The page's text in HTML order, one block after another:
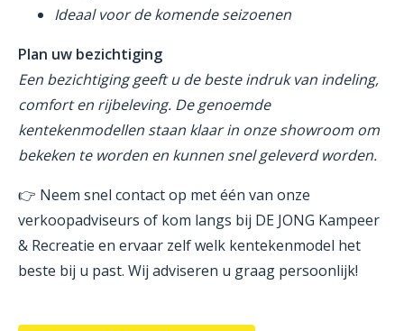
Ideaal voor de komende seizoenen
Plan uw bezichtiging
Een bezichtiging geeft u de beste indruk van indeling,
comfort en rijbeleving. De genoemde
kentekenmodellen staan klaar in onze showroom om
bekeken te worden en kunnen snel geleverd worden.
👉 Neem snel contact op met één van onze
verkoopadviseurs of kom langs bij DE JONG Kampeer
& Recreatie en ervaar zelf welk kentekenmodel het
beste bij u past. Wij adviseren u graag persoonlijk!